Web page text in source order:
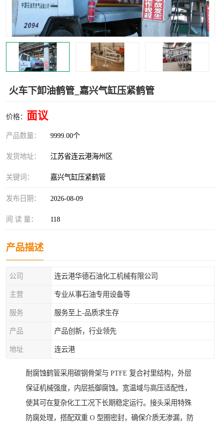
火车下卸油鹤管_嘉兴气缸压紧鹤管
价格： 面议
产品数量： 9999.00个
发货地址： 江苏省连云港海州区
关键词： 嘉兴气缸压紧鹤管
发布日期： 2026-08-09
阅 读 量： 118
产品描述
公司 连云港华德石油化工机械有限公司
主营 专业从事石油专用设备等
服务 服务至上-品质求生存
产品 产品创新，行业领先
地址 连云港
耐腐蚀鹤管采用碳钢骨架与 PTFE 复合衬里结构，外层
保证机械强度，内层抵御腐蚀。宽温域与高压适配性，
使其可在复杂化工工况下长期稳定运行。接头采用特殊
防腐处理，搭配双重 O 型圈密封，确保介质无渗漏，防
汽车鹤管 顶部鹤管
底部鹤管 低温鹤管
浮动出油装置 鹤管